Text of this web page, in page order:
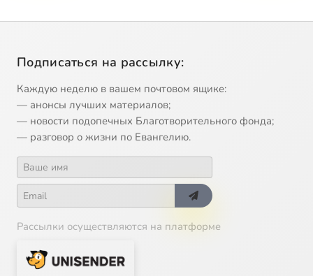
Подписаться на рассылку:
Каждую неделю в вашем почтовом ящике:
— анонсы лучших материалов;
— новости подопечных Благотворительного фонда;
— разговор о жизни по Евангелию.
Рассылки осуществляются на платформе